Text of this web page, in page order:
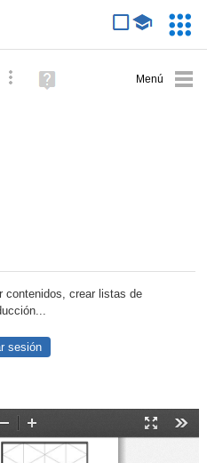
Búsqueda avanzada
Ayuda
(en
contenidos, crear listas de
sesión